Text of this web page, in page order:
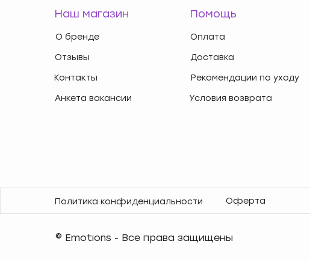
О бренде
Наш магазин
Отзывы
Контакты
Анкета вакансии
Помощь
Рекомендации по уходу
Доставка
Условия возврата
Оплата
© Emotions - Все права защищены
Политика конфиденциальности Оферта